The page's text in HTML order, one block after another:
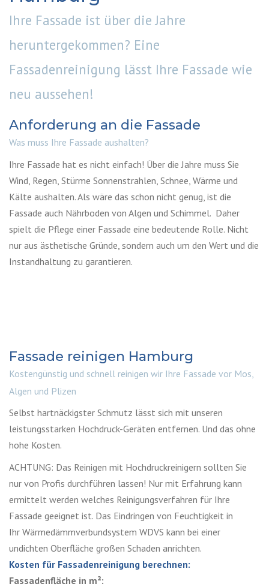
Ihre Fassade ist über die Jahre
heruntergekommen? Eine
Fassadenreinigung lässt Ihre Fassade wie
neu aussehen!
Anforderung an die Fassade
Was muss Ihre Fassade aushalten?
Ihre Fassade hat es nicht einfach! Über die Jahre muss Sie
Wind, Regen, Stürme Sonnenstrahlen, Schnee, Wärme und
Kälte aushalten. Als wäre das schon nicht genug, ist die
Fassade auch Nährboden von Algen und Schimmel. Daher
spielt die Pflege einer Fassade eine bedeutende Rolle. Nicht
nur aus ästhetische Gründe, sondern auch um den Wert und die
Instandhaltung zu garantieren.
Fassade reinigen Hamburg
Kostengünstig und schnell reinigen wir Ihre Fassade vor Mos,
Algen und Plizen
Selbst hartnäckigster Schmutz lässt sich mit unseren
leistungsstarken Hochdruck-Geräten entfernen. Und das ohne
hohe Kosten.
ACHTUNG: Das Reinigen mit Hochdruckreinigern sollten Sie
nur von Profis durchführen lassen! Nur mit Erfahrung kann
ermittelt werden welches Reinigungsverfahren für Ihre
Fassade geeignet ist. Das Eindringen von Feuchtigkeit in
Ihr Wärmedämmverbundsystem WDVS kann bei einer
undichten Oberfläche großen Schaden anrichten.
Kosten für Fassadenreinigung berechnen:
Fassadenfläche in m²: